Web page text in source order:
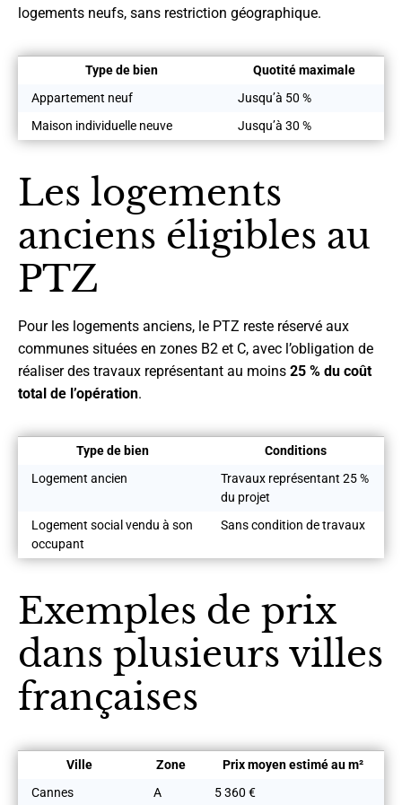
logements neufs, sans restriction géographique.
Type de bien
Quotité maximale
Appartement neuf
Jusqu’à 50 %
Maison individuelle neuve
Jusqu’à 30 %
Les logements
anciens éligibles au
PTZ
Pour les logements anciens, le PTZ reste réservé aux
communes situées en zones B2 et C, avec l’obligation de
réaliser des travaux représentant au moins 25 % du coût
total de l’opération.
Type de bien
Conditions
Logement ancien
Travaux représentant 25 %
du projet
Logement social vendu à son
occupant
Sans condition de travaux
Exemples de prix
dans plusieurs villes
françaises
Ville Zone
Prix moyen estimé au m²
Cannes
A 5 360 €